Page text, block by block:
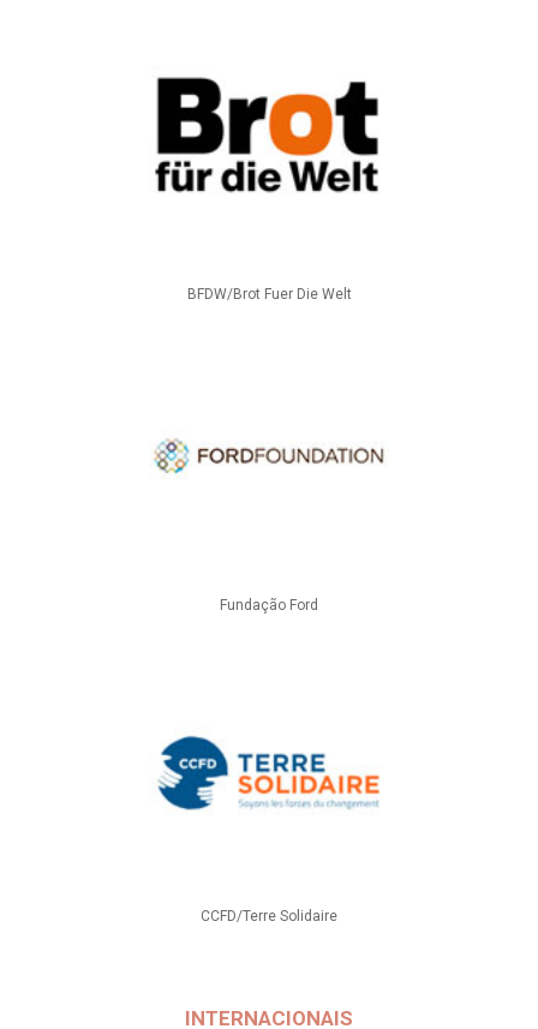
BFDW/Brot Fuer Die Welt
Fundação Ford
CCFD/Terre Solidaire
INTERNACIONAIS